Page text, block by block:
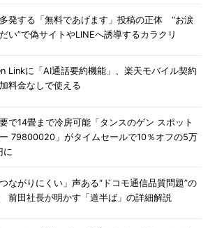
発する「無料であげます」投稿の正体 “お涙
い”で偽サイトやLINEへ誘導するカラクリ
Linkに「AI通話要約機能」、楽天モバイル契約
料金なしで使える
で14畳まで冷房可能「タンスのゲン スポット
79800020」がタイムセールで10％オフの5万
に
ながりにくい」声ある“ドコモ通信品質問題”の
前田社長が明かす「道半ば」の詳細解説